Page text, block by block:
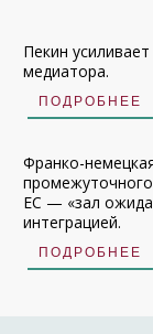
Пекин
медиатора.
ПОДРОБНЕЕ
Франко-
ЕС — «зал
интеграцией.
ПОДРОБНЕЕ